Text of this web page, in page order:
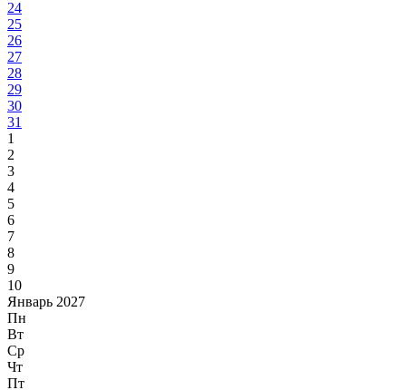
24
25
26
27
28
29
30
31
1
2
3
4
5
6
7
8
9
10
Январь 2027
Пн
Вт
Ср
Чт
Пт